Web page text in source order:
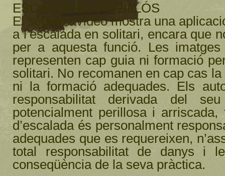
ESCALAR ÉS PERILLÓS
El següent vídeo mostra una
a l’escalada en solitari, encara que
per a aquesta funció. Les
representen cap guia ni formació
solitari. No recomanen en cap cas
ni la formació adequades. Els
responsabilitat derivada del
potencialment perillosa i
d’escalada és personalment
adequades que es requereixen,
total responsabilitat de danys i
conseqüència de la seva pràctica.